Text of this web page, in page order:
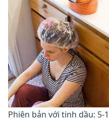
Phiên bản với tinh dầu: